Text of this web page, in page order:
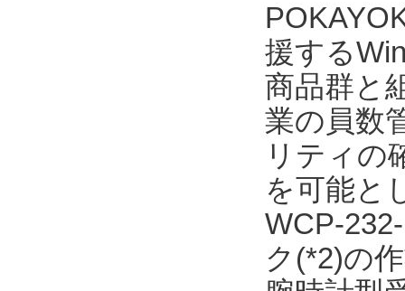
援する
商品群と
業の員数
リティの
を可能と
WCP-
ク(*2)の